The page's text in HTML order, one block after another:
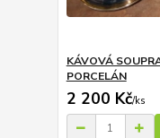
KÁVOVÁ
PORCELÁN
2 200 Kč/ks